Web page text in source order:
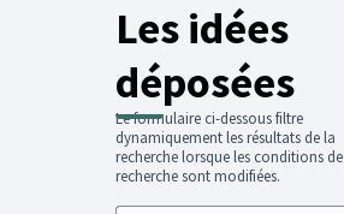
Les idées
déposées
Le formulaire ci-dessous filtre
dynamiquement les résultats de la
recherche lorsque les conditions de
recherche sont modifiées.